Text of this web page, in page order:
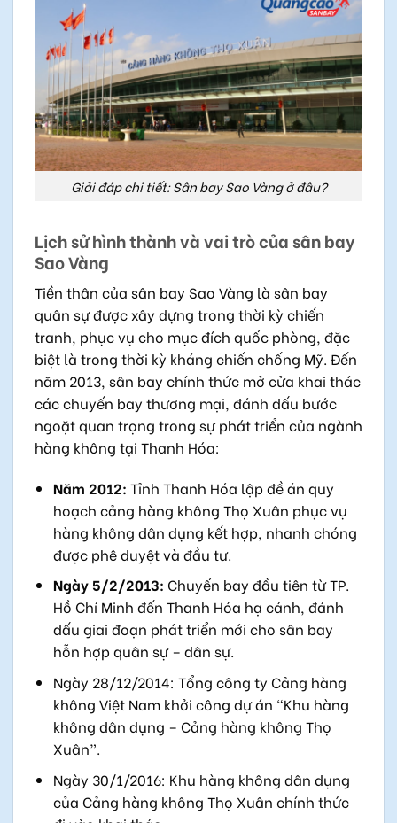
Giải đáp chi tiết: Sân bay Sao Vàng ở đâu?
Lịch sử hình thành và vai trò của sân bay
Sao Vàng
Tiền thân của sân bay Sao Vàng là sân bay
quân sự được xây dựng trong thời kỳ chiến
tranh, phục vụ cho mục đích quốc phòng, đặc
biệt là trong thời kỳ kháng chiến chống Mỹ. Đến
năm 2013, sân bay chính thức mở cửa khai thác
các chuyến bay thương mại, đánh dấu bước
ngoặt quan trọng trong sự phát triển của ngành
hàng không tại Thanh Hóa:
Năm 2012: Tỉnh Thanh Hóa lập đề án quy
hoạch cảng hàng không Thọ Xuân phục vụ
hàng không dân dụng kết hợp, nhanh chóng
được phê duyệt và đầu tư.
Ngày 5/2/2013: Chuyến bay đầu tiên từ TP.
Hồ Chí Minh đến Thanh Hóa hạ cánh, đánh
dấu giai đoạn phát triển mới cho sân bay
hỗn hợp quân sự – dân sự.
Ngày 28/12/2014: Tổng công ty Cảng hàng
không Việt Nam khởi công dự án “Khu hàng
không dân dụng – Cảng hàng không Thọ
Xuân”.
Ngày 30/1/2016: Khu hàng không dân dụng
của Cảng hàng không Thọ Xuân chính thức